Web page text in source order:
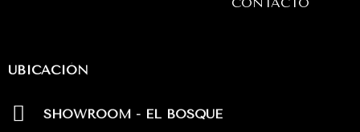
UBICACIÓN
SHOWROOM - EL BOSQUE